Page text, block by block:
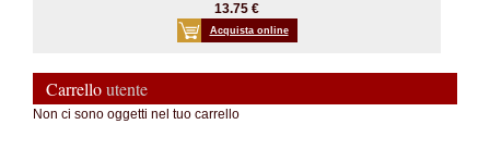
13.75 €
Acquista online
Carrelloutente
Non ci sono oggetti nel tuo carrello